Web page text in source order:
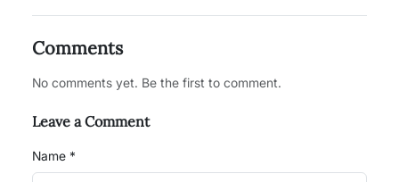
Comments
No comments yet. Be the first to comment.
Leave a Comment
Name *